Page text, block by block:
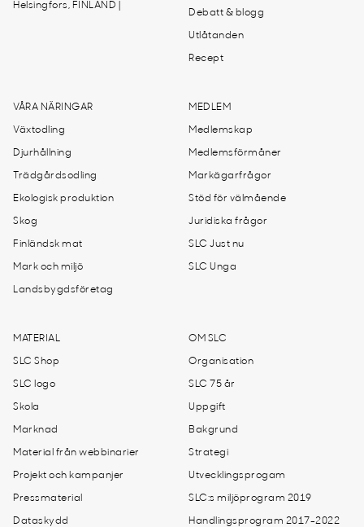
Helsingfors, FINLAND |
Debatt & blogg
Utlåtanden
Recept
VÅRA NÄRINGAR
Växtodling
Djurhållning
Trädgårdsodling
Ekologisk produktion
Skog
Finländsk mat
Mark och miljö
Landsbygdsföretag
MEDLEM
Medlemskap
Medlemsförmåner
Markägarfrågor
Stöd för välmående
Juridiska frågor
SLC Just nu
SLC Unga
MATERIAL
SLC Shop
SLC logo
Skola
Marknad
Material från webbinarier
Projekt och kampanjer
Pressmaterial
Dataskydd
OM SLC
Organisation
SLC 75 år
Uppgift
Bakgrund
Strategi
Utvecklingsprogam
SLC:s miljöprogram 2019
Handlingsprogram 2017-2022